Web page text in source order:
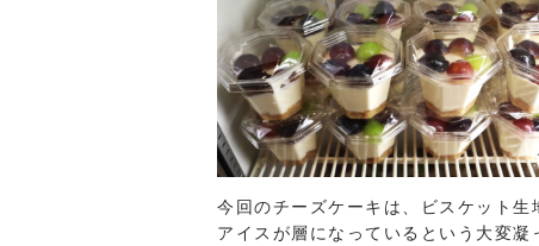
今回のチーズケーキは、ビスケット生
アイスが層になっているという大変